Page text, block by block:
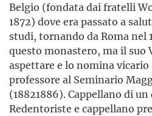
Belgio (fondata dai fratelli
1872) dove era passato a
studi, tornando da Roma nel
questo monastero, ma il suo
aspettare e lo nomina
professore al Seminario
(18821886). Cappellano di
Redentoriste e cappellano